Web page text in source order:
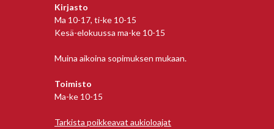
Kirjasto
Ma 10-17, ti-ke 10-15
Kesä-elokuussa ma-ke 10-15
Muina aikoina sopimuksen mukaan.
Toimisto
Ma-ke 10-15
Tarkista poikkeavat aukioloajat